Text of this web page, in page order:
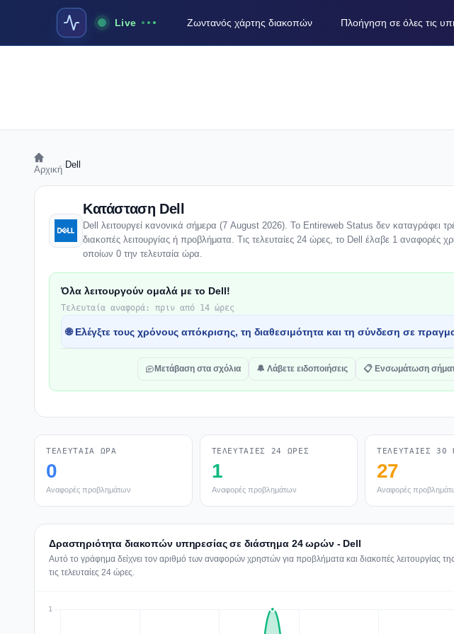
Live Ζωντανός χάρτης διακοπών Πλοήγηση σε όλες τις
Αρχική Dell
Κατάσταση Dell
Dell λειτουργεί κανονικά σήμερα (7 August 2026). Το Entireweb Status δεν καταγράφει
διακοπές λειτουργίας ή προβλήματα. Τις τελευταίες 24 ώρες, το Dell έλαβε 1 αναφορές
οποίων 0 την τελευταία ώρα.
Όλα λειτουργούν ομαλά με το Dell!
Τελευταία αναφορά: πριν από 14 ώρες
🌐 Ελέγξτε τους χρόνους απόκρισης, τη διαθεσιμότητα και τη σύνδεση σε
Μετάβαση στα σχόλια 🔔 Λάβετε ειδοποιήσεις 📋 Ενσωμάτωση
ΤΕΛΕΥΤΑΊΑ ΏΡΑ
0
Αναφορές προβλημάτων
ΤΕΛΕΥΤΑΊΕΣ 24 ΏΡΕΣ
1
Αναφορές προβλημάτων
ΤΕΛΕΥΤΑΊΕΣ 30
27
Αναφορές
Δραστηριότητα διακοπών υπηρεσίας σε διάστημα 24 ωρών - Dell
Αυτό το γράφημα δείχνει τον αριθμό των αναφορών χρηστών για προβλήματα και διακοπές λειτουργίας
τις τελευταίες 24 ώρες.